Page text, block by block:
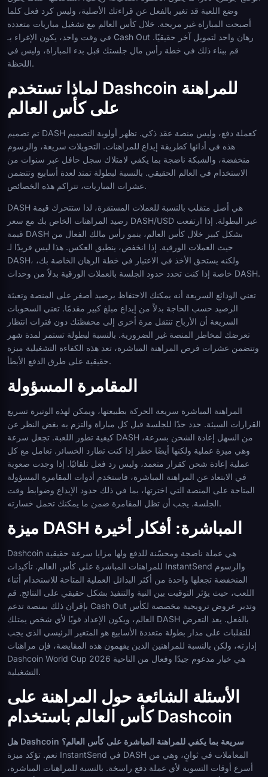
وضع اللعبة قد تغير بالفعل عن قراءتك الأصلية، وليس كرد فعل كلما
أصبحت المباراة غير مريحة. خلال كأس العالم مع تشغيل مباريات متعددة
في وقت واحد، يكون الإغراء بـ Cash Out رهان واحد لتمويل آخر حقيقيًا.
قم ببناء ذلك في خطة رأس مال جلستك قبل بدء المباراة، وليس في
اللحظة.
لماذا تستخدم Dashcoin للمراهنة
على كأس العالم
تم تصميم DASH كعملة دفع، وليس منصة عقد ذكي. تظهر أولوية التصميم
هذه في أدائها كطريقة إيداع للمراهنات. التحويلات سريعة، والرسوم
منخفضة، والشبكة ناضجة بما يكفي لامتلاك سجل حافل عبر سنوات من
الاستخدام في العالم الحقيقي. بالنسبة لبطولة تمتد لعدة أسابيع وتتضمن
عشرات المباريات، تتراكم هذه الخصائص.
DASH هي أصل متقلب بالنسبة للعملات المستقرة، لذا ستتحرك قيمة
رصيد المراهنات الخاص بك مع سعر DASH/USD عبر البطولة. إذا ارتفعت
قيمة DASH بشكل كبير خلال كأس العالم، ينمو رأس مالك الفعال من
حيث العملات الورقية. إذا انخفض، ينطبق العكس. هذا ليس فريدًا لـ
DASH، ولكنه يستحق الأخذ في الاعتبار في خطة الرهان الخاصة بك،
خاصة إذا كنت تحدد حدود الجلسة بالعملات الورقية بدلاً من وحدات DASH.
تعني الودائع السريعة أنه يمكنك الاحتفاظ برصيد أصغر على المنصة وتعبئة
الرصيد حسب الحاجة بدلاً من إيداع مبلغ كبير مقدمًا. تعني السحوبات
السريعة أن الأرباح تنتقل مرة أخرى إلى محفظتك دون فترات انتظار
تعرضك لمخاطر المنصة غير الضرورية. بالنسبة لبطولة تستمر لمدة شهر
وتتضمن عشرات فرص المراهنة المباشرة، تعد هذه الكفاءة التشغيلية ميزة
حقيقية على طرق الدفع الأبطأ.
المقامرة المسؤولة
المراهنة المباشرة سريعة الحركة بطبيعتها، ويمكن لهذه الوتيرة تسريع
القرارات السيئة. حدد حدًا للجلسة قبل كل مباراة والتزم به بغض النظر عن
كيفية تطور اللعبة. تجعل سرعة DASH من السهل إعادة الشحن بسرعة،
وهي ميزة عملية ولكنها أيضًا خطر إذا كنت تطارد الخسائر. تعامل مع كل
عملية إعادة شحن كقرار متعمد، وليس رد فعل تلقائيًا. إذا وجدت صعوبة
في الابتعاد عن المراهنة المباشرة، فاستخدم أدوات المقامرة المسؤولة
المتاحة على المنصة التي اخترتها، بما في ذلك حدود الإيداع وضوابط وقت
الجلسة. يجب أن تظل المقامرة ضمن ما يمكنك تحمل خسارته.
ميزة DASH المباشرة: أفكار أخيرة
Dashcoin هي عملة ناضجة ومحسّنة للدفع ولها مزايا سرعة حقيقية
للمراهنات المباشرة على كأس العالم. تأكيدات InstantSend والرسوم
المنخفضة تجعلها واحدة من أكثر البدائل العملية المتاحة للاستخدام أثناء
اللعب، حيث يؤثر التوقيت بين النية والتنفيذ بشكل حقيقي على النتائج. قم
بإقران ذلك بمنصة تدعم Cash Out وتدير عروض ترويجية مخصصة لكأس
العالم، ويكون الإعداد قويًا لأي شخص يمتلك DASH بالفعل. يعد التعرض
للتقلبات على مدار بطولة متعددة الأسابيع هو المتغير الرئيسي الذي يجب
إدارته، ولكن بالنسبة للمراهنين الذين يفهمون هذه المقايضة، فإن مراهنات
Dashcoin World Cup 2026 هي خيار مدعوم جيدًا وفعال من الناحية
التشغيلية.
الأسئلة الشائعة حول المراهنة على
كأس العالم باستخدام Dashcoin
هل Dashcoin سريعة بما يكفي للمراهنة المباشرة على كأس العالم؟
نعم. تؤكد ميزة InstantSend في DASH المعاملات في ثوانٍ، وهي من
أسرع أوقات التسوية لأي عملة دفع راسخة. بالنسبة للمراهنات المباشرة،